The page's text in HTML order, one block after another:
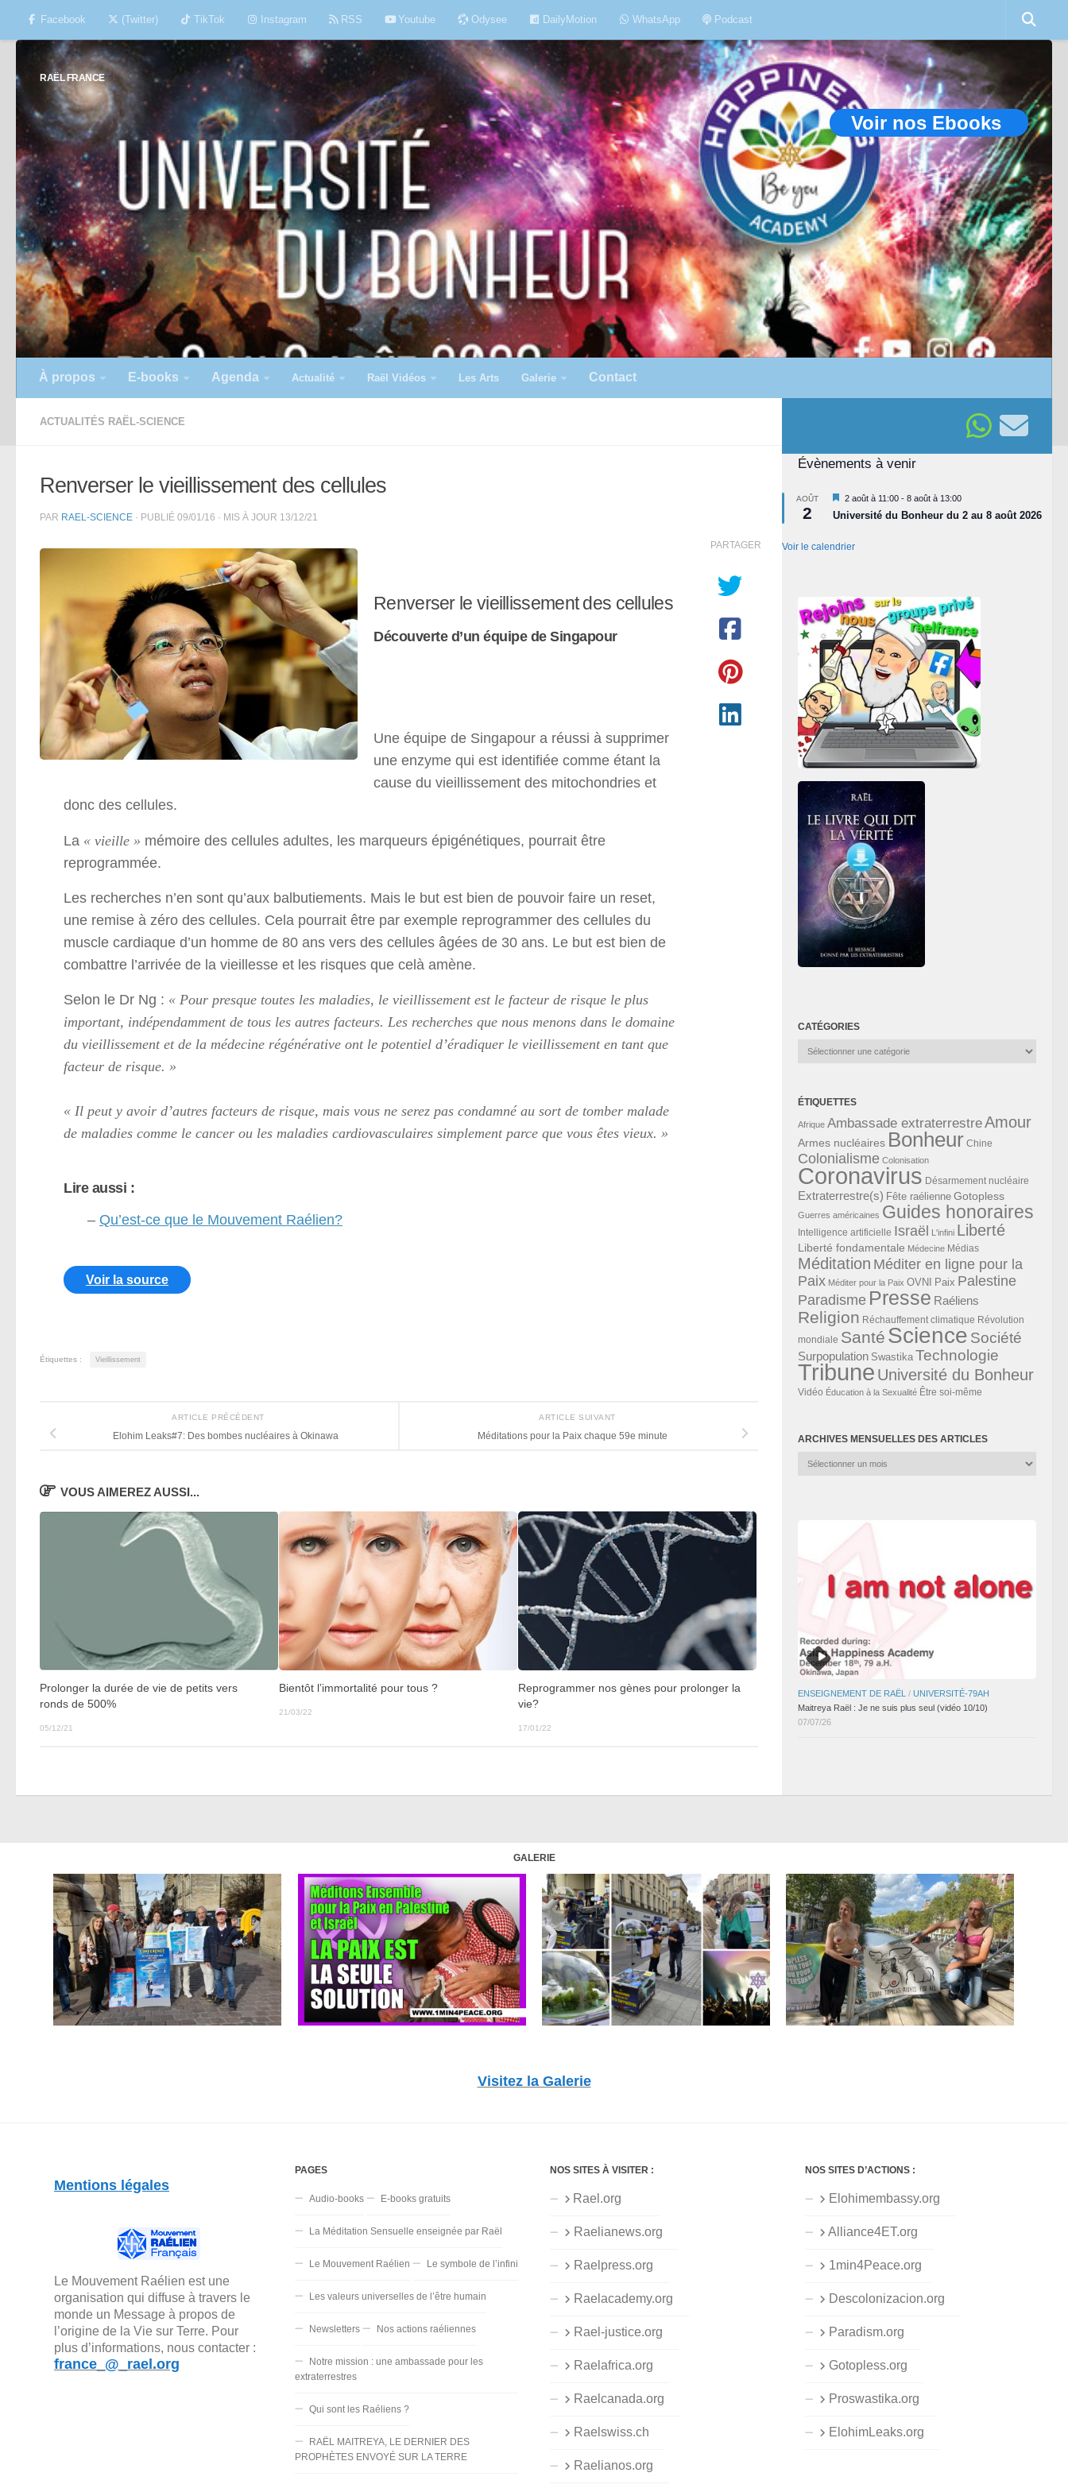
Skip to content
Facebook (Twitter) TikTok Instagram RSS Youtube Odysee DailyMotion WhatsApp Podcast
RAËL FRANCE
Voir nos Ebooks
À propos E-books Agenda Actualité Raël Vidéos Les Arts Galerie Contact
ACTUALITÉS RAËL-SCIENCE
Renverser le vieillissement des cellules
PAR RAEL-SCIENCE · PUBLIÉ 09/01/16 · MIS À JOUR 13/12/21
Renverser le vieillissement des cellules
Découverte d’un équipe de Singapour
Une équipe de Singapour a réussi à supprimer
une enzyme qui est identifiée comme étant la
cause du vieillissement des mitochondries et
donc des cellules.
La « vieille » mémoire des cellules adultes, les marqueurs épigénétiques, pourrait être
reprogrammée.
Les recherches n’en sont qu’aux balbutiements. Mais le but est bien de pouvoir faire un reset,
une remise à zéro des cellules. Cela pourrait être par exemple reprogrammer des cellules du
muscle cardiaque d’un homme de 80 ans vers des cellules âgées de 30 ans. Le but est bien de
combattre l’arrivée de la vieillesse et les risques que celà amène.
Selon le Dr Ng : « Pour presque toutes les maladies, le vieillissement est le facteur de risque le plus
important, indépendamment de tous les autres facteurs. Les recherches que nous menons dans le domaine
du vieillissement et de la médecine régénérative ont le potentiel d’éradiquer le vieillissement en tant que
facteur de risque. »
« Il peut y avoir d’autres facteurs de risque, mais vous ne serez pas condamné au sort de tomber malade
de maladies comme le cancer ou les maladies cardiovasculaires simplement parce que vous êtes vieux. »
Lire aussi :
– Qu’est-ce que le Mouvement Raélien?
Voir la source
PARTAGER
Étiquettes : Vieillissement
ARTICLE SUIVANT
Méditations pour la Paix chaque 59e minute
ARTICLE PRÉCÉDENT
Elohim Leaks#7: Des bombes nucléaires à Okinawa
VOUS AIMEREZ AUSSI...
Prolonger la durée de vie de petits vers
ronds de 500%
05/12/21
Bientôt l’immortalité pour tous ?
21/03/22
Reprogrammer nos gènes pour prolonger la
vie?
17/01/22
Évènements à venir
AOÛT
2
Mis
en
avant
2 août à 11:00 - 8 août à 13:00
Université du Bonheur du 2 au 8 août 2026
Voir le calendrier
CATÉGORIES
Catégories
ÉTIQUETTES
Afrique Ambassade extraterrestreAmour
Armes nucléaires Bonheur Chine
Colonialisme Colonisation
Coronavirus Désarmement nucléaire
Extraterrestre(s) Fête raélienne Gotopless
Guerres américaines Guides honoraires
Intelligence artificielle Israël L'infini Liberté
Liberté fondamentale Médecine Médias
Méditation Méditer en ligne pour la
Paix Méditer pour la Paix OVNI Paix Palestine
Paradisme Presse Raéliens
Religion Réchauffement climatique Révolution
mondiale Santé Science Société
Surpopulation Swastika Technologie
Tribune Université du Bonheur
Vidéo Éducation à la Sexualité Être soi-même
ARCHIVES MENSUELLES DES ARTICLES
Archives
ENSEIGNEMENT DE RAËL / UNIVERSITÉ-79AH
Maitreya Raël : Je ne suis plus seul (vidéo 10/10)
07/07/26
GALERIE
Visitez la Galerie
Mentions légales
Le Mouvement Raélien est une
organisation qui diffuse à travers le
monde un Message à propos de
l’origine de la Vie sur Terre. Pour
plus d’informations, nous contacter :
france_@_rael.org
PAGES
Audio-books E-books gratuits
La Méditation Sensuelle enseignée par Raël
Le Mouvement Raélien Le symbole de l’infini
Les valeurs universelles de l’être humain
Newsletters Nos actions raéliennes
Notre mission : une ambassade pour les
extraterrestres
Qui sont les Raéliens ?
RAËL MAITREYA, LE DERNIER DES
PROPHÈTES ENVOYÉ SUR LA TERRE
NOS SITES À VISITER :
Rael.org
Raelianews.org
Raelpress.org
Raelacademy.org
Rael-justice.org
Raelafrica.org
Raelcanada.org
Raelswiss.ch
Raelianos.org
NOS SITES D’ACTIONS :
Elohimembassy.org
Alliance4ET.org
1min4Peace.org
Descolonizacion.org
Paradism.org
Gotopless.org
Proswastika.org
ElohimLeaks.org